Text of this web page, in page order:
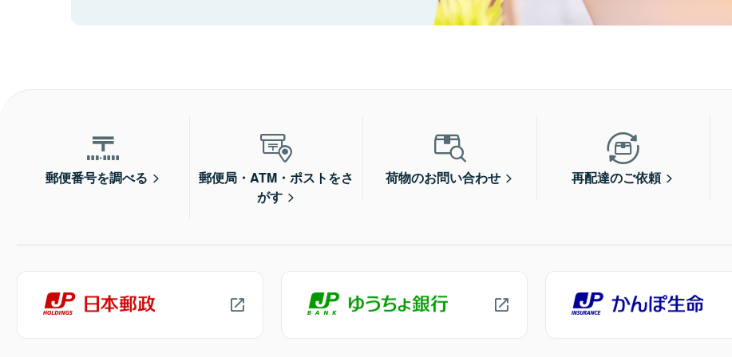
郵便番号を調べる
郵便局・ATM・ポストをさ
がす
荷物のお問い合わせ 再配達のご依頼